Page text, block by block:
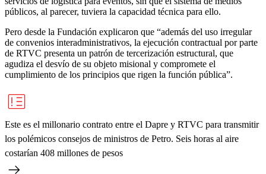
públicos, al parecer, tuviera la capacidad técnica para ello.
Pero desde la Fundación explicaron que “además del uso irregular
de convenios interadministrativos, la ejecución contractual por parte
de RTVC presenta un patrón de tercerización estructural, que
agudiza el desvío de su objeto misional y compromete el
cumplimiento de los principios que rigen la función pública”.
Este es el millonario contrato entre el Dapre y RTVC para transmitir
los polémicos consejos de ministros de Petro. Seis horas al aire
costarían 408 millones de pesos